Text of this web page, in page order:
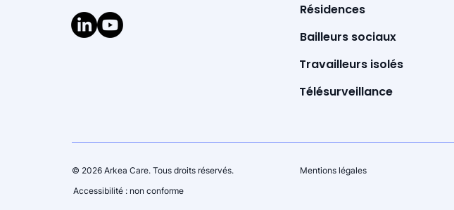
© 2026 Arkea Care. Tous droits réservés.
Accessibilité : non conforme
Mentions légales
Résidences
Bailleurs sociaux
Travailleurs isolés
Télésurveillance